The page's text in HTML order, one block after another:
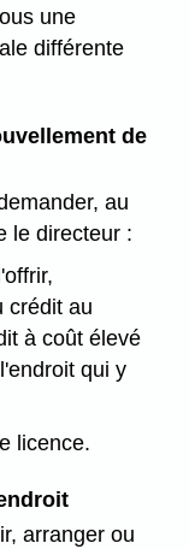
une
différente
de
au
le directeur :
crédit au
à coût élevé
qui y
licence.
arranger ou